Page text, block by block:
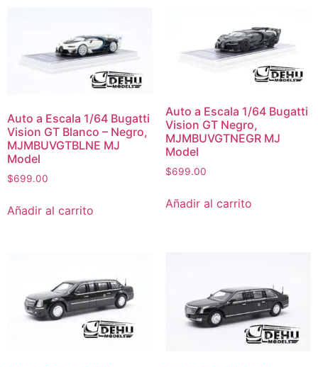
Auto a Escala 1/64 Bugatti
Vision GT Blanco – Negro,
MJMBUVGTBLNE MJ
Model
$699.00
Añadir al carrito
Auto a Escala 1/64 Bugatti
Vision GT Negro,
MJMBUVGTNEGR MJ
Model
$699.00
Añadir al carrito